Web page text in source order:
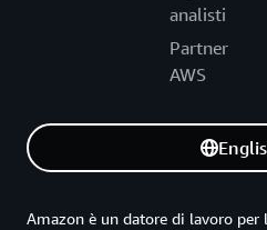
analisti
Partner
AWS
Amazon è un datore di lavoro per